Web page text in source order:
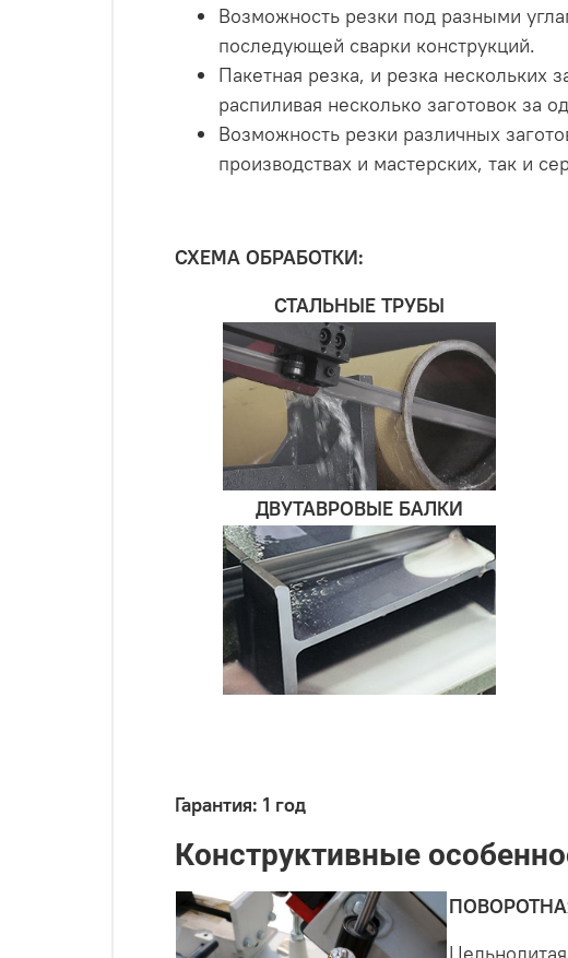
Возможность резки под разными
последующей сварки конструкций.
Пакетная резка, и резка нескольких
распиливая несколько заготовок за
Возможность резки различных
производствах и мастерских, так и
СХЕМА ОБРАБОТКИ:
СТАЛЬНЫЕ ТРУБЫ
ДВУТАВРОВЫЕ БАЛКИ
Гарантия: 1 год
Конструктивные